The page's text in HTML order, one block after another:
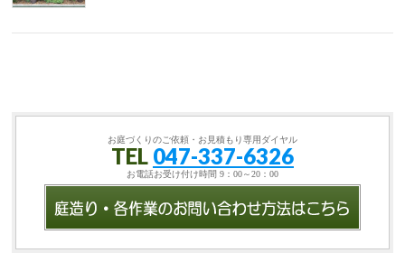
お庭づくりのご依頼・お見積もり専用ダイヤル
TEL 047-337-6326
お電話お受け付け時間 9：00～20：00